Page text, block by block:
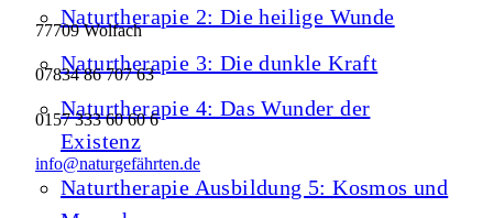
Naturtherapie 2: Die heilige Wunde
Naturtherapie 3: Die dunkle Kraft
Naturtherapie 4: Das Wunder der
Existenz
Naturtherapie Ausbildung 5: Kosmos und
77709 Wolfach
07834 86 707 63
0157 333 60 60 6
info@naturgefährten.de